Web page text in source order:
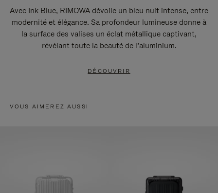
Avec Ink Blue, RIMOWA dévoile un bleu nuit intense, entre
modernité et élégance. Sa profondeur lumineuse donne à
la surface des valises un éclat métallique captivant,
révélant toute la beauté de l’aluminium.
DÉCOUVRIR
VOUS AIMEREZ AUSSI